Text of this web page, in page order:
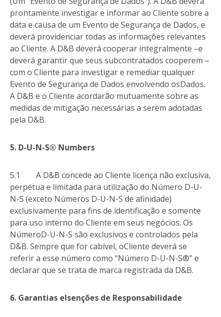
prontamente investigar e informar ao Cliente sobre a
data e causa de um Evento de Segurança de Dados, e
deverá providenciar todas as informações relevantes
ao Cliente. A D&B deverá cooperar integralmente –e
deverá garantir que seus subcontratados cooperem –
com o Cliente para investigar e remediar qualquer
Evento de Segurança de Dados envolvendo osDados.
A D&B e o Cliente acordarão mutuamente sobre as
medidas de mitigação necessárias a serem adotadas
pela D&B.
5. D-U-N-S® Numbers
5.1 A D&B concede ao Cliente licença não exclusiva,
perpétua e limitada para utilização do Número D-U-
N-S (exceto Números D-U-N-S de afinidade)
exclusivamente para fins de identificação e somente
para uso interno do Cliente em seus negócios. Os
NúmeroD-U-N-S são exclusivos e controlados pela
D&B. Sempre que for cabível, oCliente deverá se
referir a esse número como “Número D-U-N-S®” e
declarar que se trata de marca registrada da D&B.
6. Garantias eIsenções de Responsabilidade